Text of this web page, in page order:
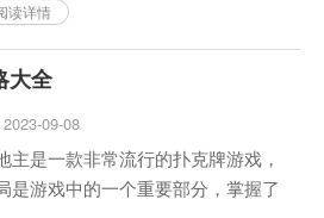
这篇文章可能对你有帮助。...
读详情
大全
2023-09-08
主是一款非常流行的扑克牌游戏，
是游戏中的一个重要部分，掌握了